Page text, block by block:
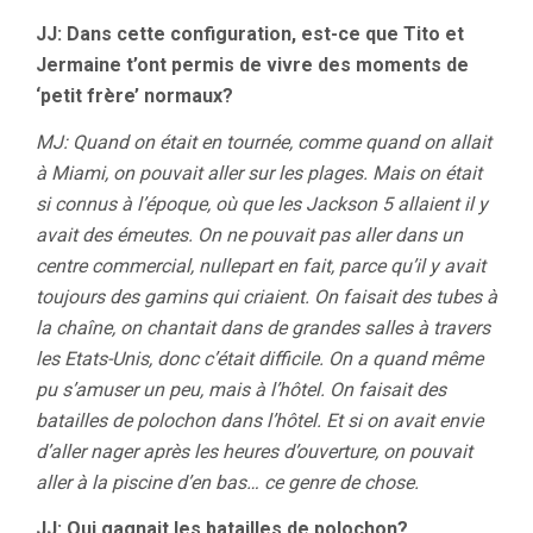
JJ: Dans cette configuration, est-ce que Tito et
Jermaine t’ont permis de vivre des moments de
‘petit frère’ normaux?
MJ: Quand on était en tournée, comme quand on allait
à Miami, on pouvait aller sur les plages. Mais on était
si connus à l’époque, où que les Jackson 5 allaient il y
avait des émeutes. On ne pouvait pas aller dans un
centre commercial, nullepart en fait, parce qu’il y avait
toujours des gamins qui criaient. On faisait des tubes à
la chaîne, on chantait dans de grandes salles à travers
les Etats-Unis, donc c’était difficile. On a quand même
pu s’amuser un peu, mais à l’hôtel. On faisait des
batailles de polochon dans l’hôtel. Et si on avait envie
d’aller nager après les heures d’ouverture, on pouvait
aller à la piscine d’en bas… ce genre de chose.